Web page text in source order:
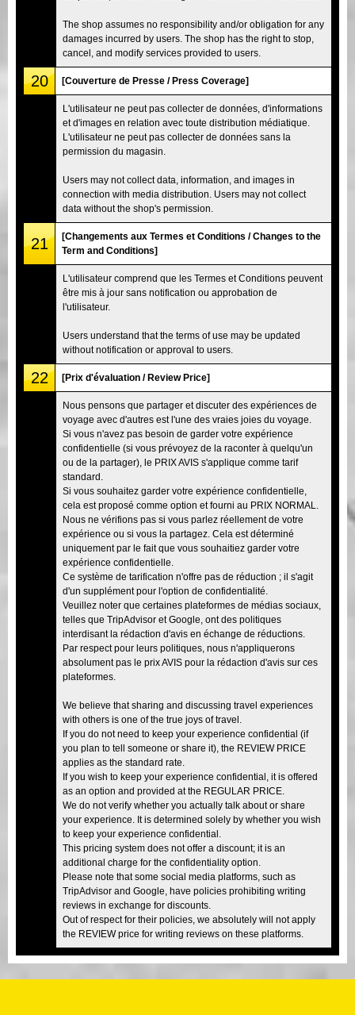
The shop assumes no responsibility and/or obligation for any
damages incurred by users. The shop has the right to stop,
cancel, and modify services provided to users.
20 [Couverture de Presse / Press Coverage]
L'utilisateur ne peut pas collecter de données, d'informations
et d'images en relation avec toute distribution médiatique.
L'utilisateur ne peut pas collecter de données sans la
permission du magasin.
Users may not collect data, information, and images in
connection with media distribution. Users may not collect
data without the shop's permission.
21
[Changements aux Termes et Conditions / Changes to the
Term and Conditions]
L'utilisateur comprend que les Termes et Conditions peuvent
être mis à jour sans notification ou approbation de
l'utilisateur.
Users understand that the terms of use may be updated
without notification or approval to users.
22 [Prix d'évaluation / Review Price]
Nous pensons que partager et discuter des expériences de
voyage avec d'autres est l'une des vraies joies du voyage.
Si vous n'avez pas besoin de garder votre expérience
confidentielle (si vous prévoyez de la raconter à quelqu'un
ou de la partager), le PRIX AVIS s'applique comme tarif
standard.
Si vous souhaitez garder votre expérience confidentielle,
cela est proposé comme option et fourni au PRIX NORMAL.
Nous ne vérifions pas si vous parlez réellement de votre
expérience ou si vous la partagez. Cela est déterminé
uniquement par le fait que vous souhaitiez garder votre
expérience confidentielle.
Ce système de tarification n'offre pas de réduction ; il s'agit
d'un supplément pour l'option de confidentialité.
Veuillez noter que certaines plateformes de médias sociaux,
telles que TripAdvisor et Google, ont des politiques
interdisant la rédaction d'avis en échange de réductions.
Par respect pour leurs politiques, nous n'appliquerons
absolument pas le prix AVIS pour la rédaction d'avis sur ces
plateformes.
We believe that sharing and discussing travel experiences
with others is one of the true joys of travel.
If you do not need to keep your experience confidential (if
you plan to tell someone or share it), the REVIEW PRICE
applies as the standard rate.
If you wish to keep your experience confidential, it is offered
as an option and provided at the REGULAR PRICE.
We do not verify whether you actually talk about or share
your experience. It is determined solely by whether you wish
to keep your experience confidential.
This pricing system does not offer a discount; it is an
additional charge for the confidentiality option.
Please note that some social media platforms, such as
TripAdvisor and Google, have policies prohibiting writing
reviews in exchange for discounts.
Out of respect for their policies, we absolutely will not apply
the REVIEW price for writing reviews on these platforms.